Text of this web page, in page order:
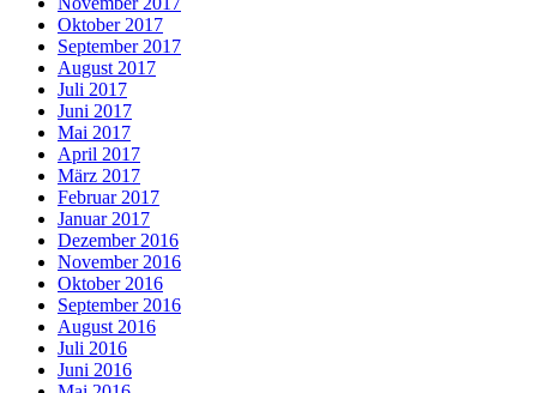
Oktober 2017
September 2017
August 2017
Juli 2017
Juni 2017
Mai 2017
April 2017
März 2017
Februar 2017
Januar 2017
Dezember 2016
November 2016
Oktober 2016
September 2016
August 2016
Juli 2016
Juni 2016